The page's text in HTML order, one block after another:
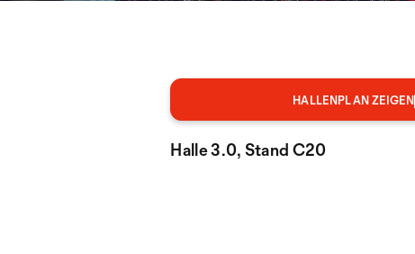
HALLENPLAN ZEIGEN
Halle 3.0, Stand C20